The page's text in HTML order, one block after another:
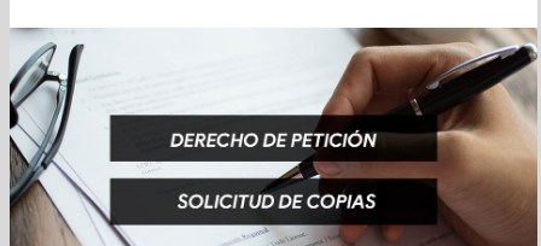
Información de
contacto
Necesita más información? Visite nuestras
oficinas o comuníquese con nuestras líneas